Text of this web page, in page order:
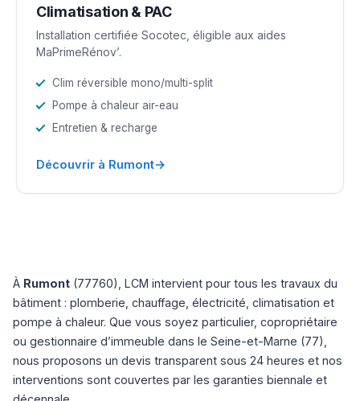
Climatisation & PAC
Installation certifiée Socotec, éligible aux aides
MaPrimeRénov’.
Clim réversible mono/multi-split
Pompe à chaleur air-eau
Entretien & recharge
Découvrir à Rumont→
À Rumont (77760), LCM intervient pour tous les travaux du
bâtiment : plomberie, chauffage, électricité, climatisation et
pompe à chaleur. Que vous soyez particulier, copropriétaire
ou gestionnaire d’immeuble dans le Seine-et-Marne (77),
nous proposons un devis transparent sous 24 heures et nos
interventions sont couvertes par les garanties biennale et